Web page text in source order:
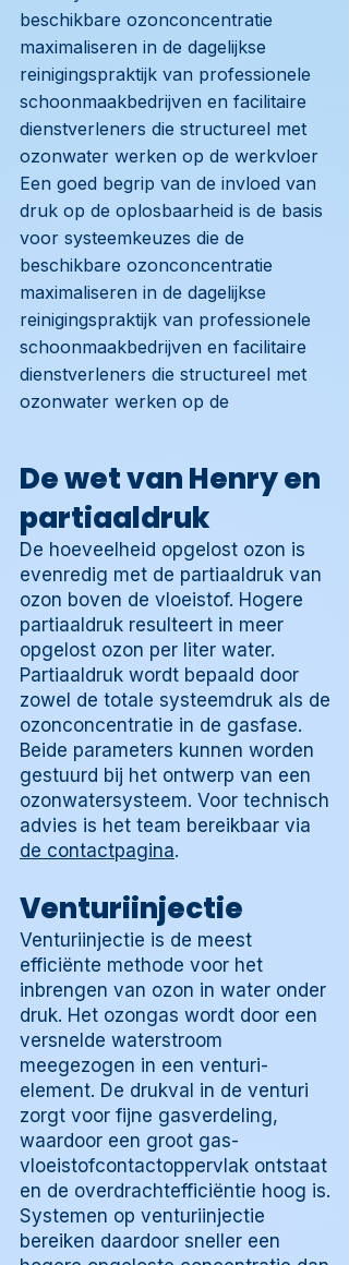
beschikbare ozonconcentratie
maximaliseren in de dagelijkse
reinigingspraktijk van professionele
schoonmaakbedrijven en facilitaire
dienstverleners die structureel met
ozonwater werken op de werkvloer
Een goed begrip van de invloed van
druk op de oplosbaarheid is de basis
voor systeemkeuzes die de
beschikbare ozonconcentratie
maximaliseren in de dagelijkse
reinigingspraktijk van professionele
schoonmaakbedrijven en facilitaire
dienstverleners die structureel met
ozonwater werken op de
De wet van Henry en
partiaaldruk
De hoeveelheid opgelost ozon is
evenredig met de partiaaldruk van
ozon boven de vloeistof. Hogere
partiaaldruk resulteert in meer
opgelost ozon per liter water.
Partiaaldruk wordt bepaald door
zowel de totale systeemdruk als de
ozonconcentratie in de gasfase.
Beide parameters kunnen worden
gestuurd bij het ontwerp van een
ozonwatersysteem. Voor technisch
advies is het team bereikbaar via
de contactpagina.
Venturiinjectie
Venturiinjectie is de meest
efficiënte methode voor het
inbrengen van ozon in water onder
druk. Het ozongas wordt door een
versnelde waterstroom
meegezogen in een venturi-
element. De drukval in de venturi
zorgt voor fijne gasverdeling,
waardoor een groot gas-
vloeistofcontactoppervlak ontstaat
en de overdrachtefficiëntie hoog is.
Systemen op venturiinjectie
bereiken daardoor sneller een